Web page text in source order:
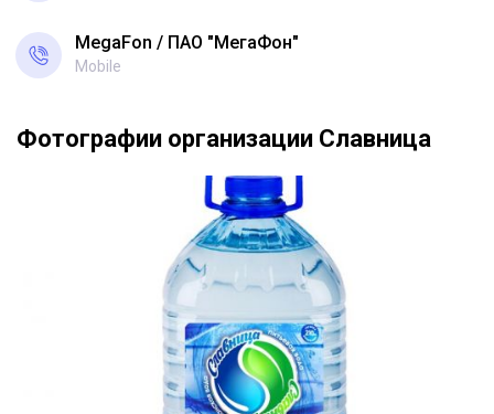
MegaFon ПАО "МегаФон"
Mobile
Фотографии организации Славница